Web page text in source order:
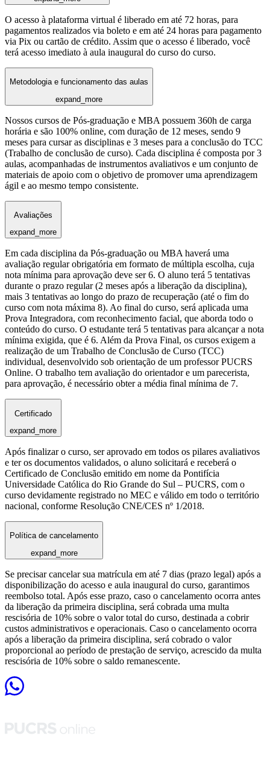
O acesso à plataforma virtual é liberado em até 72 horas, para
pagamentos realizados via boleto e em até 24 horas para pagamento
via Pix ou cartão de crédito. Assim que o acesso é liberado, você
terá acesso imediato à aula inaugural do curso do curso.
Metodologia e funcionamento das aulas
expand_more
Nossos cursos de Pós-graduação e MBA possuem 360h de carga
horária e são 100% online, com duração de 12 meses, sendo 9
meses para cursar as disciplinas e 3 meses para a conclusão do TCC
(Trabalho de conclusão de curso). Cada disciplina é composta por 3
aulas, acompanhadas de instrumentos avaliativos e um conjunto de
materiais de apoio com o objetivo de promover uma aprendizagem
ágil e ao mesmo tempo consistente.
Avaliações
expand_more
Em cada disciplina da Pós-graduação ou MBA haverá uma
avaliação regular obrigatória em formato de múltipla escolha, cuja
nota mínima para aprovação deve ser 6. O aluno terá 5 tentativas
durante o prazo regular (2 meses após a liberação da disciplina),
mais 3 tentativas ao longo do prazo de recuperação (até o fim do
curso com nota máxima 8). Ao final do curso, será aplicada uma
Prova Integradora, com reconhecimento facial, que aborda todo o
conteúdo do curso. O estudante terá 5 tentativas para alcançar a nota
mínima exigida, que é 6. Além da Prova Final, os cursos exigem a
realização de um Trabalho de Conclusão de Curso (TCC)
individual, desenvolvido sob orientação de um professor PUCRS
Online. O trabalho tem avaliação do orientador e um parecerista,
para aprovação, é necessário obter a média final mínima de 7.
Certificado
expand_more
Após finalizar o curso, ser aprovado em todos os pilares avaliativos
e ter os documentos validados, o aluno solicitará e receberá o
Certificado de Conclusão emitido em nome da Pontifícia
Universidade Católica do Rio Grande do Sul – PUCRS, com o
curso devidamente registrado no MEC e válido em todo o território
nacional, conforme Resolução CNE/CES nº 1/2018.
Política de cancelamento
expand_more
Se precisar cancelar sua matrícula em até 7 dias (prazo legal) após a
disponibilização do acesso e aula inaugural do curso, garantimos
reembolso total. Após esse prazo, caso o cancelamento ocorra antes
da liberação da primeira disciplina, será cobrada uma multa
rescisória de 10% sobre o valor total do curso, destinada a cobrir
custos administrativos e operacionais. Caso o cancelamento ocorra
após a liberação da primeira disciplina, será cobrado o valor
proporcional ao período de prestação de serviço, acrescido da multa
rescisória de 10% sobre o saldo remanescente.